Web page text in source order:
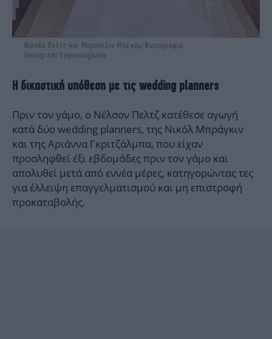
Νίκολα Πελτζ και Μπρούκλιν Μπέκαμ/Φωτογραφία:
Instagram/Voguemagazine
Η δικαστική υπόθεση με τις wedding planners
Πριν τον γάμο, ο Νέλσον Πελτζ κατέθεσε αγωγή
κατά δύο wedding planners, της Νικόλ Μπράγκιν
και της Αριάννα Γκριτζάλμπα, που είχαν
προσληφθεί έξι εβδομάδες πριν τον γάμο και
απολυθεί μετά από εννέα μέρες, κατηγορώντας τες
για έλλειψη επαγγελματισμού και μη επιστροφή
προκαταβολής.